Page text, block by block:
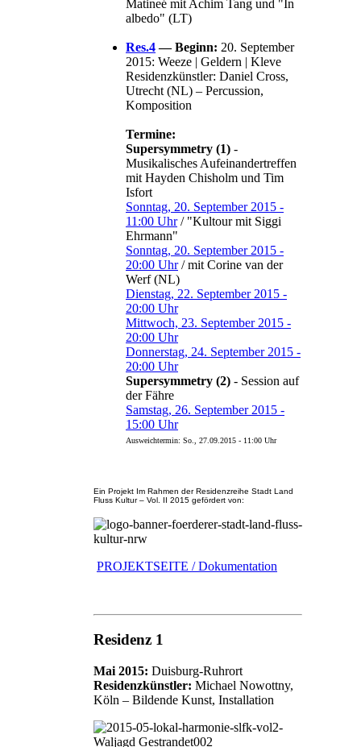
Matineé mit Achim Tang und "In
albedo" (LT)
Res.4— Beginn: 20. September
2015: Weeze | Geldern | Kleve
Residenzkünstler: Daniel Cross,
Utrecht (NL) – Percussion,
Komposition
Termine:
Supersymmetry (1) -
Musikalisches Aufeinandertreffen
mit Hayden Chisholm und Tim
Isfort
Sonntag, 20. September 2015 -
11:00 Uhr/ "Kultour mit Siggi
Ehrmann"
Sonntag, 20. September 2015 -
20:00 Uhr/ mit Corine van der
Werf (NL)
Dienstag, 22. September 2015 -
20:00 Uhr
Mittwoch, 23. September 2015 -
20:00 Uhr
Donnerstag, 24. September 2015 -
20:00 Uhr
Supersymmetry (2) - Session auf
der Fähre
Samstag, 26. September 2015 -
15:00 Uhr
Ausweichtermin: So., 27.09.2015 - 11:00 Uhr
Ein Projekt Im Rahmen der Residenzreihe Stadt Land
Fluss Kultur – Vol. II 2015 gefördert von:
PROJEKTSEITE / Dokumentation
Residenz 1
Mai 2015: Duisburg-Ruhrort
Residenzkünstler: Michael Nowottny,
Köln – Bildende Kunst, Installation